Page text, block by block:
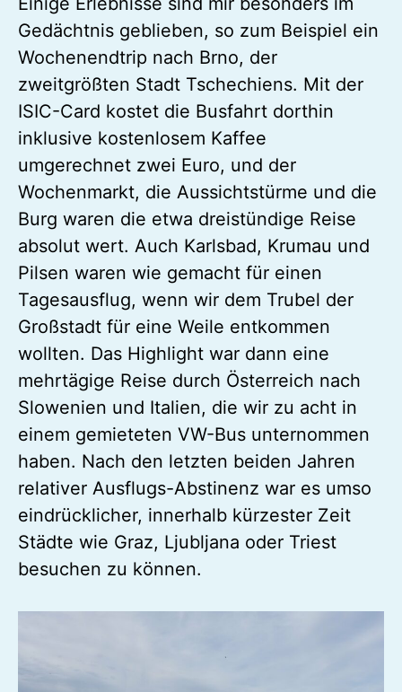
Prag – das Tor zum Osten
Einige Erlebnisse sind mir besonders im
Gedächtnis geblieben, so zum Beispiel ein
Wochenendtrip nach Brno, der
zweitgrößten Stadt Tschechiens. Mit der
ISIC-Card kostet die Busfahrt dorthin
inklusive kostenlosem Kaffee
umgerechnet zwei Euro, und der
Wochenmarkt, die Aussichtstürme und die
Burg waren die etwa dreistündige Reise
absolut wert. Auch Karlsbad, Krumau und
Pilsen waren wie gemacht für einen
Tagesausflug, wenn wir dem Trubel der
Großstadt für eine Weile entkommen
wollten. Das Highlight war dann eine
mehrtägige Reise durch Österreich nach
Slowenien und Italien, die wir zu acht in
einem gemieteten VW-Bus unternommen
haben. Nach den letzten beiden Jahren
relativer Ausflugs-Abstinenz war es umso